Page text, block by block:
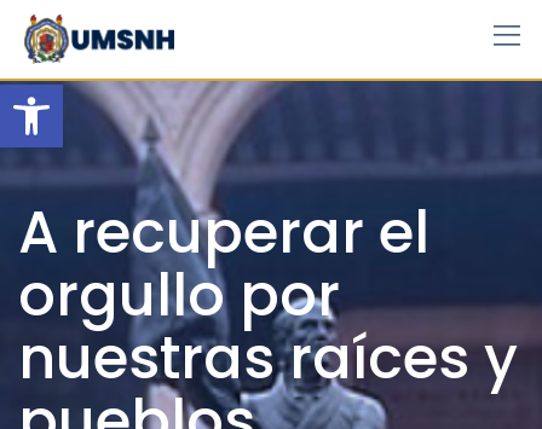
Open toolbar
Skip
content
A recuperar el
orgullo por
nuestras raíces y